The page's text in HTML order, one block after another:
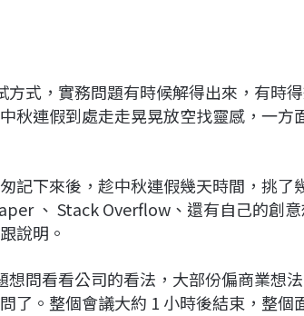
式，實務問題有時候解得出來，有時
秋連假到處走走晃晃放空找靈感，一方
記下來後，趁中秋連假幾天時間，挑了
、 Stack Overflow、還有自己的創意
說明。
問看看公司的看法，大部份偏商業想
了。整個會議大約 1 小時後結束，整個